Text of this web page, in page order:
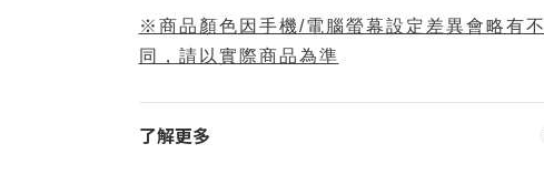
※商品顏色因手機/電腦螢幕設定差異會略有不
同，請以實際商品為準
了解更多